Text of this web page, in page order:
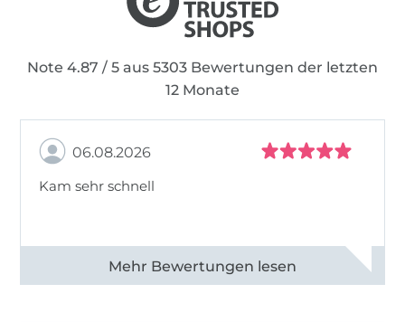
Note 4.87 / 5 aus 5303 Bewertungen der letzten
12 Monate
06.08.2026
Kam sehr schnell
Alle 82950 Bewertungen ansehen